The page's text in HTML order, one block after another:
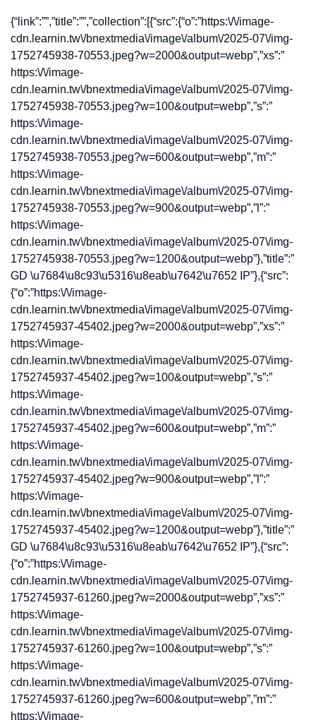
{“link”:””,”title”:””,”collection”:[{“src”:{“o”:”https:\/\/image-
cdn.learnin.tw\/bnextmedia\/image\/album\/2025-07\/img-
1752745938-70553.jpeg?w=2000&output=webp”,”xs”:”
https:\/\/image-
cdn.learnin.tw\/bnextmedia\/image\/album\/2025-07\/img-
1752745938-70553.jpeg?w=100&output=webp”,”s”:”
https:\/\/image-
cdn.learnin.tw\/bnextmedia\/image\/album\/2025-07\/img-
1752745938-70553.jpeg?w=600&output=webp”,”m”:”
https:\/\/image-
cdn.learnin.tw\/bnextmedia\/image\/album\/2025-07\/img-
1752745938-70553.jpeg?w=900&output=webp”,”l”:”
https:\/\/image-
cdn.learnin.tw\/bnextmedia\/image\/album\/2025-07\/img-
1752745938-70553.jpeg?w=1200&output=webp”},”title”:”
GD \u7684\u8c93\u5316\u8eab\u7642\u7652 IP”},{“src”:
{“o”:”https:\/\/image-
cdn.learnin.tw\/bnextmedia\/image\/album\/2025-07\/img-
1752745937-45402.jpeg?w=2000&output=webp”,”xs”:”
https:\/\/image-
cdn.learnin.tw\/bnextmedia\/image\/album\/2025-07\/img-
1752745937-45402.jpeg?w=100&output=webp”,”s”:”
https:\/\/image-
cdn.learnin.tw\/bnextmedia\/image\/album\/2025-07\/img-
1752745937-45402.jpeg?w=600&output=webp”,”m”:”
https:\/\/image-
cdn.learnin.tw\/bnextmedia\/image\/album\/2025-07\/img-
1752745937-45402.jpeg?w=900&output=webp”,”l”:”
https:\/\/image-
cdn.learnin.tw\/bnextmedia\/image\/album\/2025-07\/img-
1752745937-45402.jpeg?w=1200&output=webp”},”title”:”
GD \u7684\u8c93\u5316\u8eab\u7642\u7652 IP”},{“src”:
{“o”:”https:\/\/image-
cdn.learnin.tw\/bnextmedia\/image\/album\/2025-07\/img-
1752745937-61260.jpeg?w=2000&output=webp”,”xs”:”
https:\/\/image-
cdn.learnin.tw\/bnextmedia\/image\/album\/2025-07\/img-
1752745937-61260.jpeg?w=100&output=webp”,”s”:”
https:\/\/image-
cdn.learnin.tw\/bnextmedia\/image\/album\/2025-07\/img-
1752745937-61260.jpeg?w=600&output=webp”,”m”:”
https:\/\/image-